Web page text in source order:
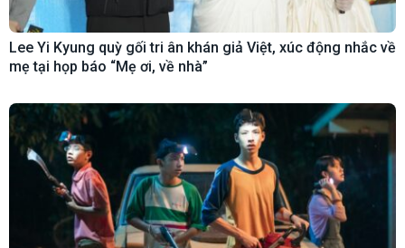
Lee Yi Kyung quỳ gối tri ân khán giả Việt, xúc động nhắc về
mẹ tại họp báo “Mẹ ơi, về nhà”